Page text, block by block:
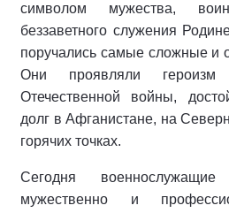
символом мужества,
беззаветного служения
поручались самые сложные и
Они проявляли
Отечественной войны,
долг в Афганистане, на
горячих точках.
Сегодня
мужественно и